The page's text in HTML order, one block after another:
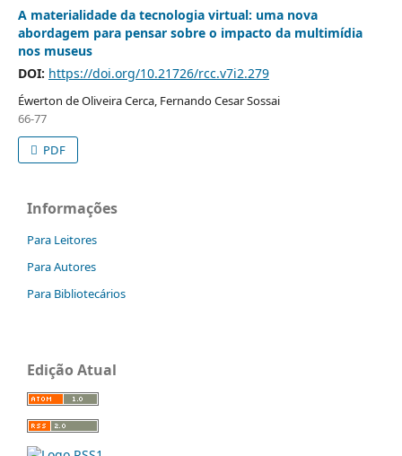
A materialidade da tecnologia virtual: uma nova
abordagem para pensar sobre o impacto da multimídia
nos museus
DOI: https://doi.org/10.21726/rcc.v7i2.279
Éwerton de Oliveira Cerca, Fernando Cesar Sossai
66-77
PDF
Informações
Para Leitores
Para Autores
Para Bibliotecários
Edição Atual